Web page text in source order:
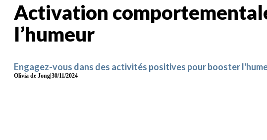
Activation
l’humeur
Engagez-vous dans des activités positives pour booster
Olivia de Jong 30/11/2024